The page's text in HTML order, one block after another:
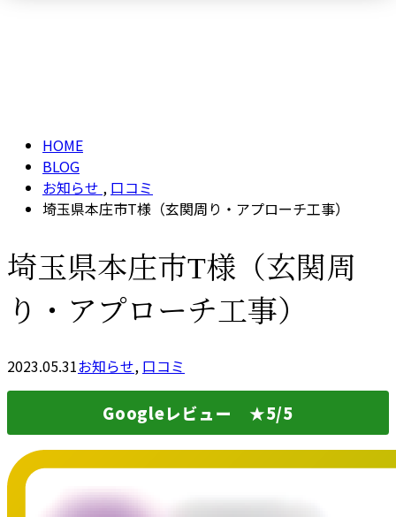
HOME
BLOG
お知らせ , 口コミ
埼玉県本庄市T様（玄関周り・アプローチ工事）
埼玉県本庄市T様（玄関周
り・アプローチ工事）
2023.05.31お知らせ, 口コミ
Googleレビュー ★5/5